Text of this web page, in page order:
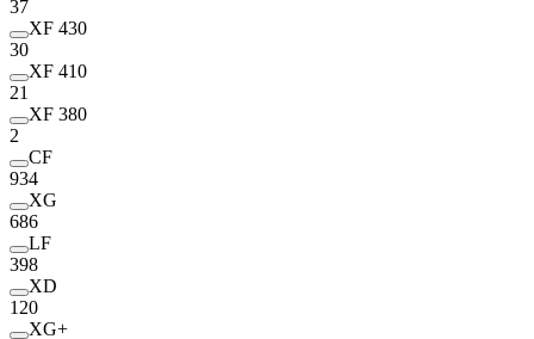
37
XF 430
30
XF 410
21
XF 380
2
CF
934
XG
686
LF
398
XD
120
XG+